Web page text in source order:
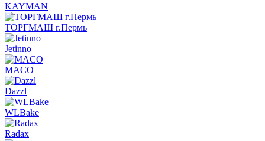
KAYMAN
ТОРГМАШ г.Пермь
Jetinno
MACO
Dazzl
WLBake
Radax